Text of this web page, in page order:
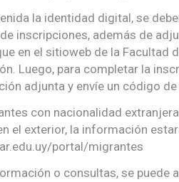
la identidad digital, se
inscripciones, además de
en el sitioweb de la Facultad
Luego, para completar la
adjunta y envíe un código
con nacionalidad
el exterior, la información
portal/migrantes
o consultas, se puede